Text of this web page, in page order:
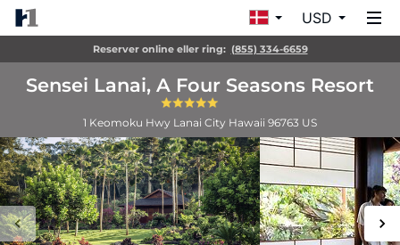
USD
Reserver online eller ring: (855) 334-6659
Sensei Lanai, A Four Seasons Resort
1 Keomoku Hwy Lanai City Hawaii 96763 US